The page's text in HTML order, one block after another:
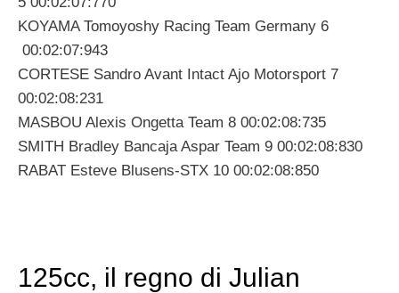
KOYAMA Tomoyoshy Racing Team Germany 6
00:02:07:943
CORTESE Sandro Avant Intact Ajo Motorsport 7
00:02:08:231
MASBOU Alexis Ongetta Team 8 00:02:08:735
SMITH Bradley Bancaja Aspar Team 9 00:02:08:830
RABAT Esteve Blusens-STX 10 00:02:08:850
125cc, il regno di Julian